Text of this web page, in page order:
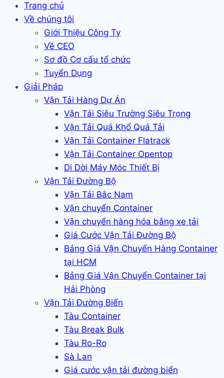
Trang chủ
Về chúng tôi
Giới Thiệu Công Ty
Về CEO
Sơ đồ Cơ cấu tổ chức
Tuyển Dụng
Giải Pháp
Vận Tải Hàng Dự Án
Vận Tải Siêu Trường Siêu Trọng
Vận Tải Quá Khổ Quá Tải
Vận Tải Container Flatrack
Vận Tải Container Opentop
Di Dời Máy Móc Thiết Bị
Vận Tải Đường Bộ
Vận Tải Bắc Nam
Vận chuyển Container
Vận chuyển hàng hóa bằng xe tải
Giá Cước Vận Tải Đường Bộ
Bảng Giá Vận Chuyển Hàng Container
tại HCM
Bảng Giá Vận Chuyển Container tại
Hải Phòng
Vận Tải Đường Biển
Tàu Container
Tàu Break Bulk
Tàu Ro-Ro
Sà Lan
Giá cước vận tải đường biển